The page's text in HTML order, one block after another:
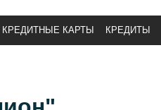
КРЕДИТНЫЕ КАРТЫ КРЕДИТЫ